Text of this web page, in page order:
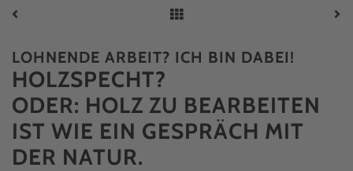
LOHNENDE ARBEIT? ICH BIN DABEI!
HOLZ­SPECHT?
ODER: HOLZ ZU BEARBEITEN
IST WIE EIN GESPRÄCH MIT
DER NATUR.